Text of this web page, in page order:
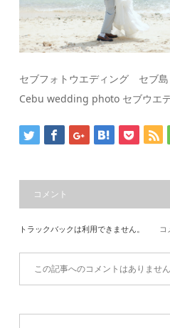
セブフォトウエディング セブ
Cebu wedding photo セブウエ
コメント
トラックバックは利用できません。 コ
この記事へのコメントはありません